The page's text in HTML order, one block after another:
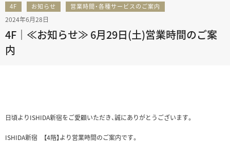
4F お知らせ 営業時間・各種サービスのご案内
2024年6月28日
4F｜≪お知らせ≫ 6月29日(土)営業時間のご案
内
日頃よりISHIDA新宿をご愛顧いただき、誠にありがとうございます。
ISHIDA新宿 【4階】より営業時間のご案内です。